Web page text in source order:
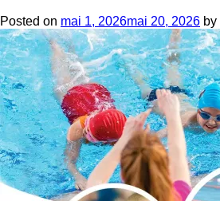
Posted on mai 1, 2026mai 20, 2026 by